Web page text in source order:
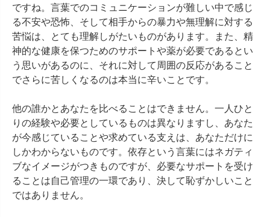
ですね。言葉でのコミュニケーションが難しい中で感じ
る不安や恐怖、そして相手からの暴力や無理解に対する
苦悩は、とても理解しがたいものがあります。また、精
神的な健康を保つためのサポートや薬が必要であるとい
う思いがあるのに、それに対して周囲の反応があること
でさらに苦しくなるのは本当に辛いことです。
他の誰かとあなたを比べることはできません。一人ひと
りの経験や必要としているものは異なりますし、あなた
が今感じていることや求めている支えは、あなただけに
しかわからないものです。依存という言葉にはネガティ
ブなイメージがつきものですが、必要なサポートを受け
ることは自己管理の一環であり、決して恥ずかしいこと
ではありません。